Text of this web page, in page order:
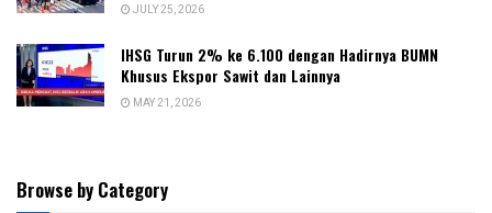
JULY 25, 2026
IHSG Turun 2% ke 6.100 dengan Hadirnya BUMN
Khusus Ekspor Sawit dan Lainnya
MAY 21, 2026
Browse by Category